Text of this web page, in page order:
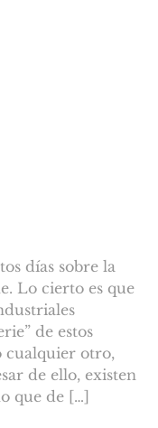
días sobre la
Lo cierto es que
de estos
cualquier otro,
de ello, existen
que de […]